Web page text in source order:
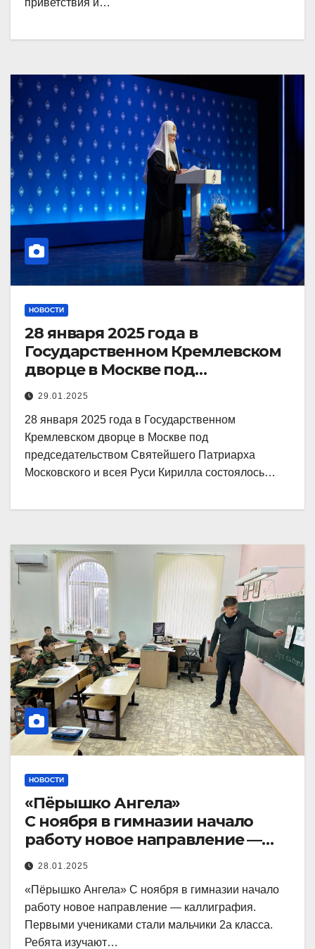
приветствия и…
НОВОСТИ
28 января 2025 года в
Государственном Кремлевском
дворце в Москве под
председательством Святейшего
29.01.2025
28 января 2025 года в Государственном
Кремлевском дворце в Москве под
председательством Святейшего Патриарха
Московского и всея Руси Кирилла состоялось…
НОВОСТИ
«Пёрышко Ангела»
С ноября в гимназии начало
работу новое направление —
каллиграфия.
28.01.2025
«Пёрышко Ангела» С ноября в гимназии начало
работу новое направление — каллиграфия.
Первыми учениками стали мальчики 2а класса.
Ребята изучают…